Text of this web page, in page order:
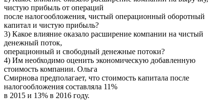
чистую прибыль от операций
после налогообложения, чистый операционный оборотный
капитал и чистую прибыль?
3) Какое влияние оказало расширение компании на чистый
денежный поток,
операционный и свободный денежные потоки?
4) Им необходимо оценить экономическую добавленную
стоимость компании. Ольга
Смирнова предполагает, что стоимость капитала после
налогообложения составляла 11%
в 2015 и 13% в 2016 году.